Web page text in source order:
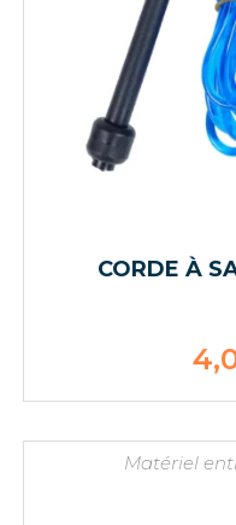
CORDE À
Matériel